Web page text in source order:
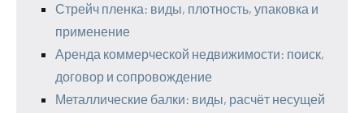
Стрейч пленка: виды, плотность, упаковка и
применение
Аренда коммерческой недвижимости: поиск,
договор и сопровождение
Металлические балки: виды, расчёт несущей